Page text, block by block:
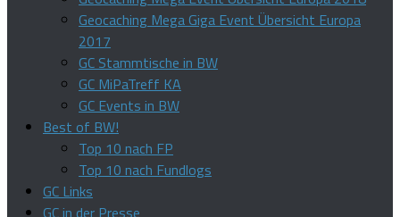
Geocaching Mega Giga Event Übersicht Europa
2017
GC Stammtische in BW
GC MiPaTreff KA
GC Events in BW
Best of BW!
Top 10 nach FP
Top 10 nach Fundlogs
GC Links
GC in der Presse